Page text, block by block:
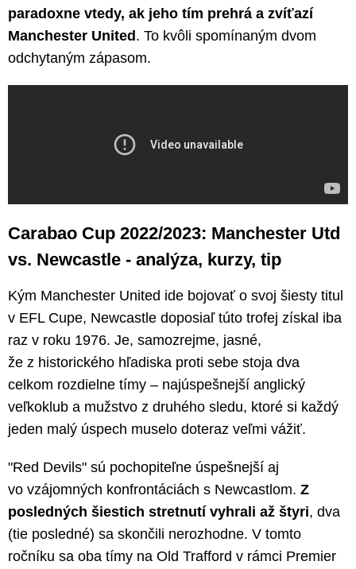
paradoxne vtedy, ak jeho tím prehrá a zvíťazí
Manchester United. To kvôli spomínaným dvom
odchytaným zápasom.
Carabao Cup 2022/2023: Manchester Utd
vs. Newcastle - analýza, kurzy, tip
Kým Manchester United ide bojovať o svoj šiesty titul
v EFL Cupe, Newcastle doposiaľ túto trofej získal iba
raz v roku 1976. Je, samozrejme, jasné,
že z historického hľadiska proti sebe stoja dva
celkom rozdielne tímy – najúspešnejší anglický
veľkoklub a mužstvo z druhého sledu, ktoré si každý
jeden malý úspech muselo doteraz veľmi vážiť.
"Red Devils" sú pochopiteľne úspešnejší aj
vo vzájomných konfrontáciách s Newcastlom. Z
posledných šiestich stretnutí vyhrali až štyri, dva
(tie posledné) sa skončili nerozhodne. V tomto
ročníku sa oba tímy na Old Trafford v rámci Premier